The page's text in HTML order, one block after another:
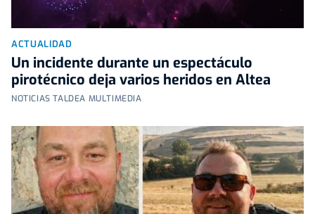
ACTUALIDAD
Un incidente durante un espectáculo
pirotécnico deja varios heridos en Altea
NOTICIAS TALDEA MULTIMEDIA